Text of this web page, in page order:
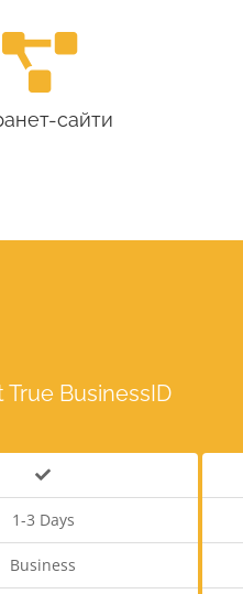
сайти
True BusinessID
1-3 Days
Business